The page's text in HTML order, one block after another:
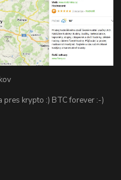
pres krypto :) BTC forever :-)